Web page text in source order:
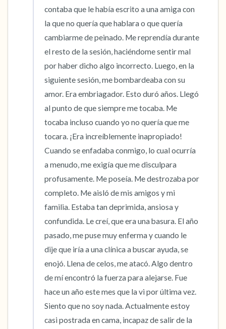
contaba que le había escrito a una amiga con
la que no quería que hablara o que quería
cambiarme de peinado. Me reprendía durante
el resto de la sesión, haciéndome sentir mal
por haber dicho algo incorrecto. Luego, en la
siguiente sesión, me bombardeaba con su
amor. Era embriagador. Esto duró años. Llegó
al punto de que siempre me tocaba. Me
tocaba incluso cuando yo no quería que me
tocara. ¡Era increíblemente inapropiado!
Cuando se enfadaba conmigo, lo cual ocurría
a menudo, me exigía que me disculpara
profusamente. Me poseía. Me destrozaba por
completo. Me aisló de mis amigos y mi
familia. Estaba tan deprimida, ansiosa y
confundida. Le creí, que era una basura. El año
pasado, me puse muy enferma y cuando le
dije que iría a una clínica a buscar ayuda, se
enojó. Llena de celos, me atacó. Algo dentro
de mí encontró la fuerza para alejarse. Fue
hace un año este mes que la vi por última vez.
Siento que no soy nada. Actualmente estoy
casi postrada en cama, incapaz de salir de la